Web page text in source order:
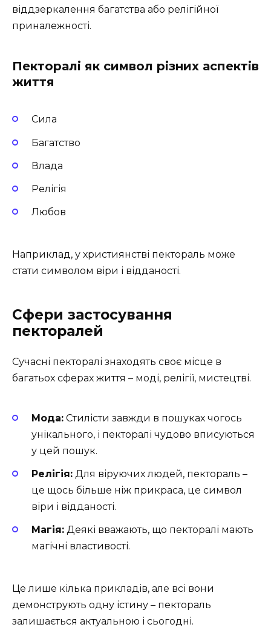
віддзеркалення багатства або релігійної
приналежності.
Пекторалі як символ різних аспектів
життя
Сила
Багатство
Влада
Релігія
Любов
Наприклад, у християнстві пектораль може
стати символом віри і відданості.
Сфери застосування
пекторалей
Сучасні пекторалі знаходять своє місце в
багатьох сферах життя – моді, релігії, мистецтві.
Мода: Стилісти завжди в пошуках чогось
унікального, і пекторалі чудово вписуються
у цей пошук.
Релігія: Для віруючих людей, пектораль –
це щось більше ніж прикраса, це символ
віри і відданості.
Магія: Деякі вважають, що пекторалі мають
магічні властивості.
Це лише кілька прикладів, але всі вони
демонструють одну істину – пектораль
залишається актуальною і сьогодні.